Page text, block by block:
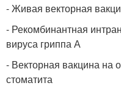
- Живая векторная
- Рекомбинантная
вируса гриппа А
- Векторная вакцина на
стоматита